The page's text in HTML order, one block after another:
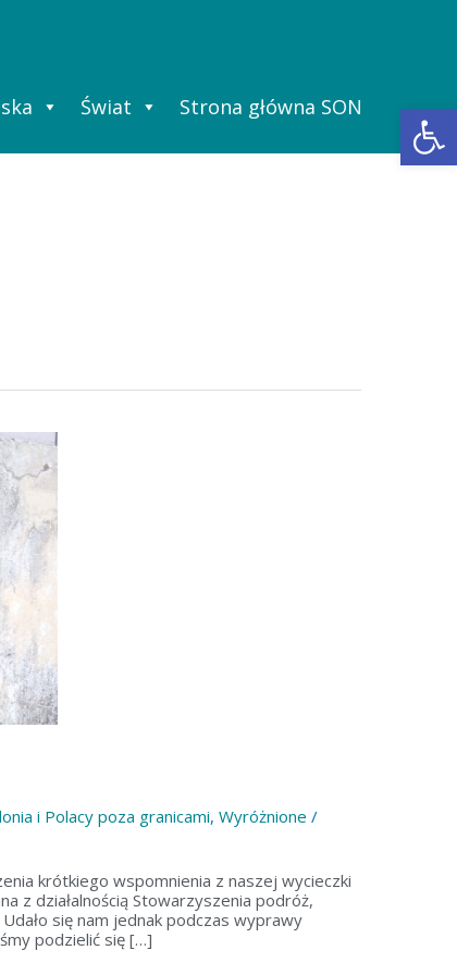
Świat Strona główna SON
i Polacy poza granicami, Wyróżnione /
krótkiego wspomnienia z naszej wycieczki
z działalnością Stowarzyszenia podróż,
się nam jednak podczas wyprawy
podzielić się […]